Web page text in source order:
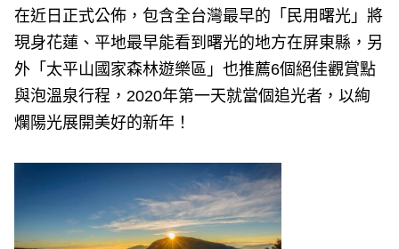
在近日正式公佈，包含全台灣最早的「民用曙光」將
現身花蓮、平地最早能看到曙光的地方在屏東縣，另
外「太平山國家森林遊樂區」也推薦6個絕佳觀賞點
與泡溫泉行程，2020年第一天就當個追光者，以絢
爛陽光展開美好的新年！